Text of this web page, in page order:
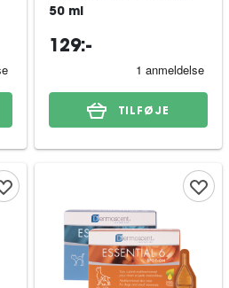
50 ml
129:-
TILFØJE